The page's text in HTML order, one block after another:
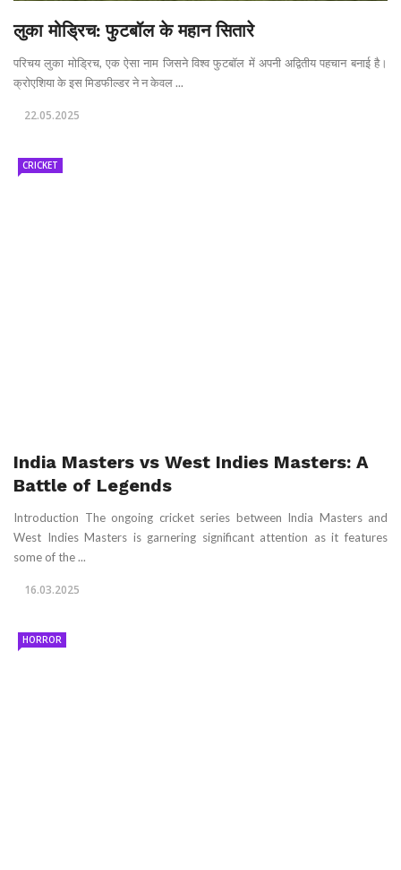
लुका मोड्रिच: फुटबॉल के महान सितारे
परिचय लुका मोड्रिच, एक ऐसा नाम जिसने विश्व फुटबॉल में अपनी अद्वितीय पहचान बनाई है।
क्रोएशिया के इस मिडफील्डर ने न केवल ...
22.05.2025
CRICKET
India Masters vs West Indies Masters: A
Battle of Legends
Introduction The ongoing cricket series between India Masters and
West Indies Masters is garnering significant attention as it features
some of the ...
16.03.2025
HORROR